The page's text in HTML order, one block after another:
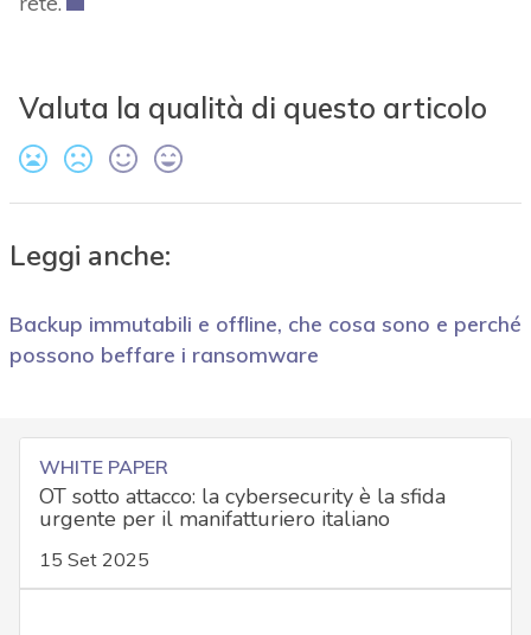
Valuta la qualità di questo articolo
Leggi anche:
Backup immutabili e offline, che cosa sono e perché
possono beffare i ransomware
WHITE PAPER
OT sotto attacco: la cybersecurity è la sfida
urgente per il manifatturiero italiano
15 Set 2025